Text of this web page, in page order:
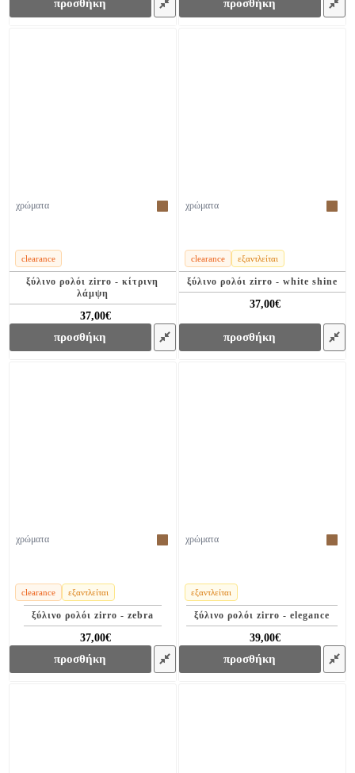
προσθήκη προσθήκη
clearance
χρώματα
ξύλινο ρολόι zirro - κίτρινη
λάμψη
37,00€
προσθήκη
clearance εξαντλείται
χρώματα
ξύλινο ρολόι zirro - white shine
37,00€
προσθήκη
clearance εξαντλείται
χρώματα
ξύλινο ρολόι zirro - zebra
37,00€
προσθήκη
εξαντλείται
χρώματα
ξύλινο ρολόι zirro - elegance
39,00€
προσθήκη